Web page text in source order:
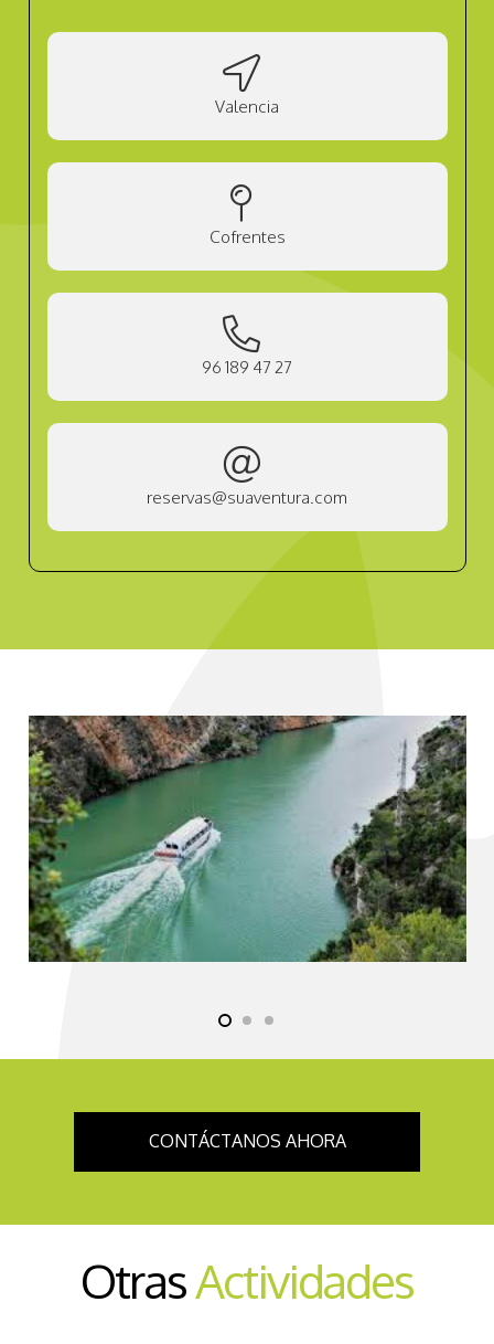
Valencia
Cofrentes
96 189 47 27
reservas@suaventura.com
CONTÁCTANOS AHORA
OtrasActividades